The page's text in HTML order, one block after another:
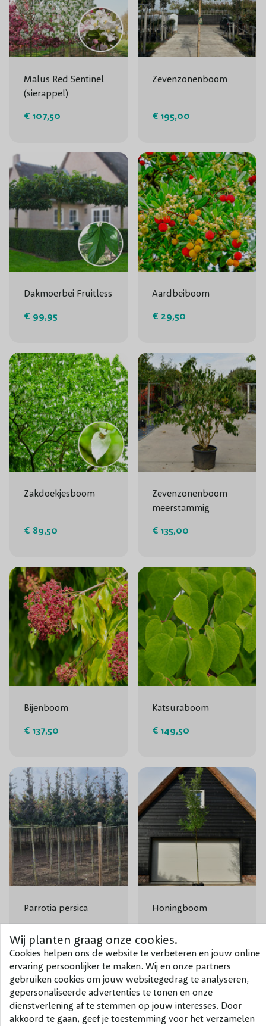
Wij planten graag onze cookies.
Cookies helpen ons de website te verbeteren en jouw online
ervaring persoonlijker te maken. Wij en onze partners
gebruiken cookies om jouw websitegedrag te analyseren,
gepersonaliseerde advertenties te tonen en onze
dienstverlening af te stemmen op jouw interesses. Door
akkoord te gaan, geef je toestemming voor het verzamelen
Malus Red Sentinel
(sierappel)
€ 107,50
Zevenzonenboom
€ 195,00
Dakmoerbei Fruitless
€ 99,95
Aardbeiboom
€ 29,50
Zakdoekjesboom
€ 89,50
Zevenzonenboom
meerstammig
€ 135,00
Bijenboom
€ 137,50
Katsuraboom
€ 149,50
Parrotia persica
Honingboom